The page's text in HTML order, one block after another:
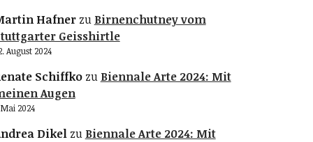
Hafnerzu Birnenchutney vom
Geisshirtle
August 2024
Schiffkozu Biennale Arte 2024: Mit
Augen
Mai 2024
Dikelzu Biennale Arte 2024: Mit